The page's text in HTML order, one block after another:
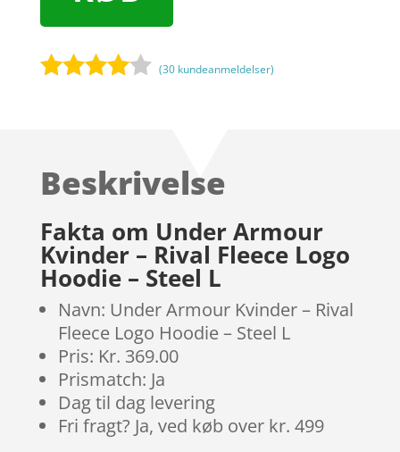
på
ømmels
er
(30 kundeanmeldelser)
Beskrivelse
Fakta om Under Armour
Kvinder – Rival Fleece Logo
Hoodie – Steel L
Navn: Under Armour Kvinder – Rival
Fleece Logo Hoodie – Steel L
Pris: Kr. 369.00
Prismatch: Ja
Dag til dag levering
Fri fragt? Ja, ved køb over kr. 499